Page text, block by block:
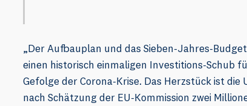
„Der Aufbauplan und das Sieben-Jahres-
einen historisch einmaligen Investitions-Schub
Gefolge der Corona-Krise. Das Herzstück ist
nach Schätzung der EU-Kommission zwei